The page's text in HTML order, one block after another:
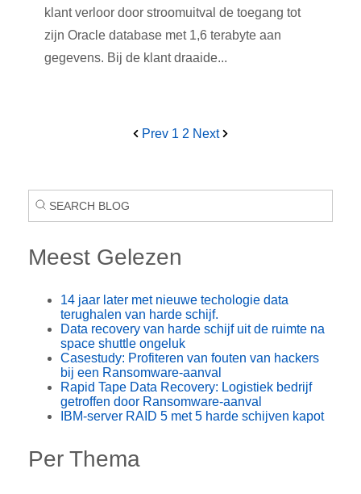
klant verloor door stroomuitval de toegang tot
zijn Oracle database met 1,6 terabyte aan
gegevens. Bij de klant draaide...
Prev 1 2 Next
Meest Gelezen
14 jaar later met nieuwe techologie data
terughalen van harde schijf.
Data recovery van harde schijf uit de ruimte na
space shuttle ongeluk
Casestudy: Profiteren van fouten van hackers
bij een Ransomware-aanval
Rapid Tape Data Recovery: Logistiek bedrijf
getroffen door Ransomware-aanval
IBM-server RAID 5 met 5 harde schijven kapot
Per Thema